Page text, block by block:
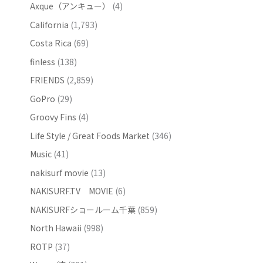
Axque（アンキュー）
(4)
California (1,793)
Costa Rica (69)
finless (138)
FRIENDS (2,859)
GoPro (29)
Groovy Fins (4)
Life Style / Great Foods Market (346)
Music (41)
nakisurf movie (13)
NAKISURF.TV MOVIE (6)
NAKISURFショールーム千葉 (859)
North Hawaii (998)
ROTP (37)